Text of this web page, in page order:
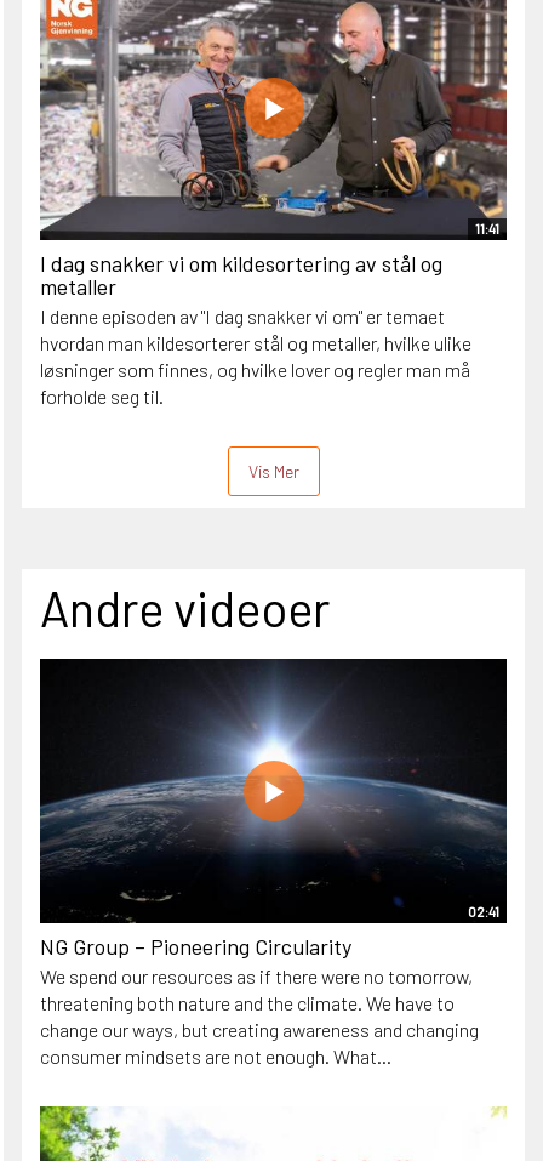
11:41
I dag snakker vi om kildesortering av stål og
metaller
I denne episoden av "I dag snakker vi om" er temaet
hvordan man kildesorterer stål og metaller, hvilke ulike
løsninger som finnes, og hvilke lover og regler man må
forholde seg til.
Vis Mer
Andre videoer
02:41
NG Group – Pioneering Circularity
We spend our resources as if there were no tomorrow,
threatening both nature and the climate. We have to
change our ways, but creating awareness and changing
consumer mindsets are not enough. What...